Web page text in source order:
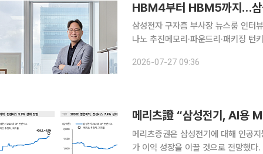
HBM4부터 HBM5까지…삼
삼성전자 구자흠 부사장 뉴스룸 인
나노 추진메모리·파운드리·패키징 턴키 강점 AI 확산으로 고성능 AI 반도체 수요
양산한 데 이어 5월에는 HBM4E 12
2026-07-27 09:36
메리츠證 “삼성전기, AI용
메리츠증권은 삼성전기에 대해 인공
가 이익 성장을 이끌 것으로 전망했